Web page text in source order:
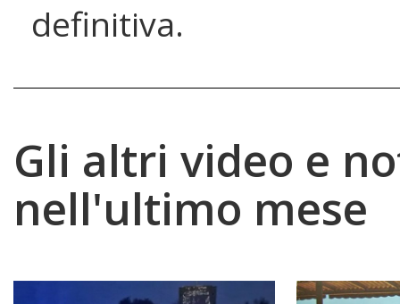
definitiva.
Gli altri video e
nell'ultimo mese